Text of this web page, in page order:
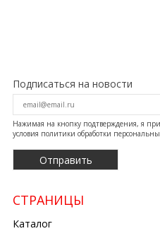
Подписаться на новости
Нажимая на кнопку подтверждения, я
условия политики обработки
СТРАНИЦЫ
Каталог